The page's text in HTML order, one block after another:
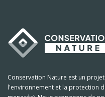
Conservation Nature est un
l'environnement et la protection